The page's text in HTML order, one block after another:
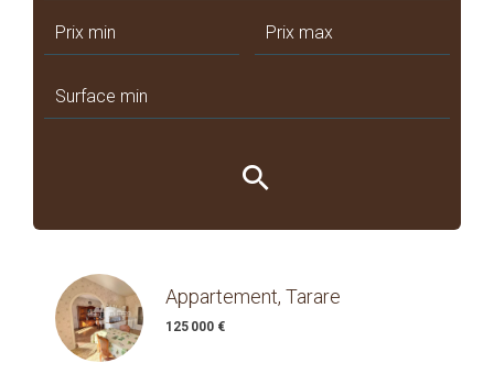
Appartement, Tarare
125 000 €